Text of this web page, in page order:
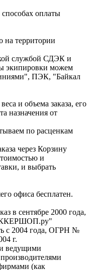
оплаты
на территории
службой СДЭК и
экипировки можем
ПЭК, "Байкал
и объема заказа, его
назначения от
по расценкам
через Корзину
и
и выбрать
офиса бесплатен.
в сентябре 2000 года,
с 2004 года, ОГРН №
г.
ведущими
(как